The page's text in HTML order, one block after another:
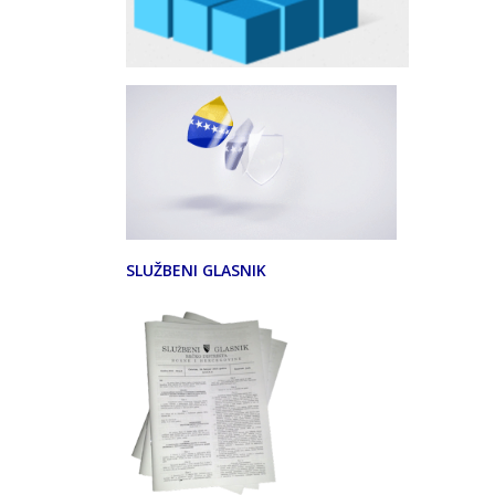
SLUŽBENI GLASNIK